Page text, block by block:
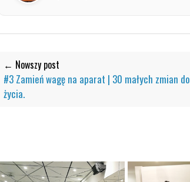
← Nowszy post
#3 Zamień wagę na aparat | 30 małych zmian
życia.